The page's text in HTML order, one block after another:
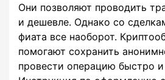
Они позволяют проводить
и дешевле. Однако со
фиата все наоборот.
помогают сохранить
провести операцию быстро